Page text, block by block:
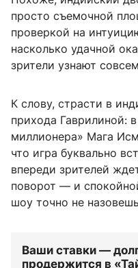
просто съемочной
проверкой на
насколько удачной
зрители узнают
К слову, страсти в
прихода Гаврилиной:
миллионера» Мага
что игра буквально
впереди зрителей
поворот — и
шоу точно не
Ваши ставки —
продержится в